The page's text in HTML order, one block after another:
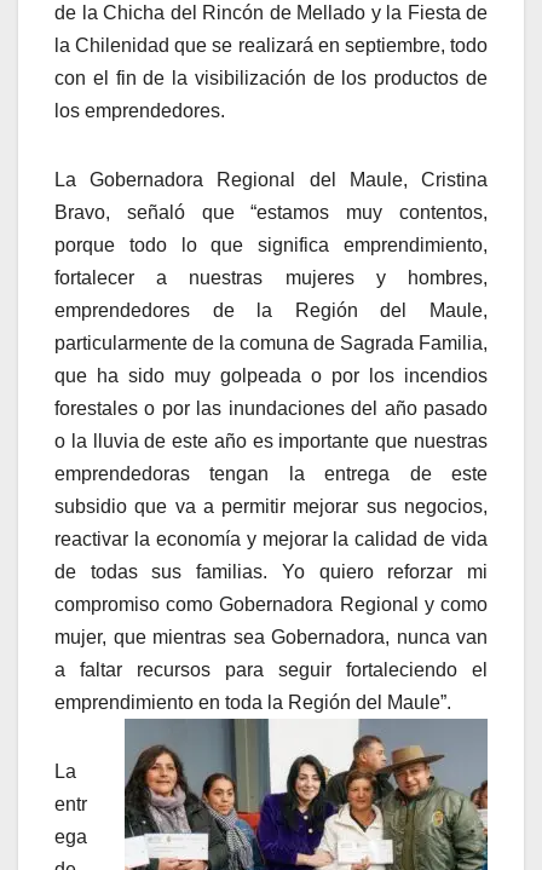
de la Chicha del Rincón de Mellado y la Fiesta de
la Chilenidad que se realizará en septiembre, todo
con el fin de la visibilización de los productos de
los emprendedores.
La Gobernadora Regional del Maule, Cristina
Bravo, señaló que “estamos muy contentos,
porque todo lo que significa emprendimiento,
fortalecer a nuestras mujeres y hombres,
emprendedores de la Región del Maule,
particularmente de la comuna de Sagrada Familia,
que ha sido muy golpeada o por los incendios
forestales o por las inundaciones del año pasado
o la lluvia de este año es importante que nuestras
emprendedoras tengan la entrega de este
subsidio que va a permitir mejorar sus negocios,
reactivar la economía y mejorar la calidad de vida
de todas sus familias. Yo quiero reforzar mi
compromiso como Gobernadora Regional y como
mujer, que mientras sea Gobernadora, nunca van
a faltar recursos para seguir fortaleciendo el
emprendimiento en toda la Región del Maule”.
La
entr
ega